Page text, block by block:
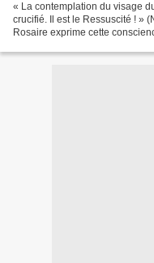
« La contemplation du visage
crucifié. Il est le Ressuscité ! »
Rosaire exprime cette